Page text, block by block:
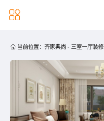

 当前位置： 齐家典尚 - 三室一厅装修